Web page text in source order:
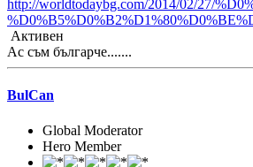
http://worldtodaybg.com/2014/02/27/
Активен
Ас съм българче.......
BulCan
Global Moderator
Hero Member